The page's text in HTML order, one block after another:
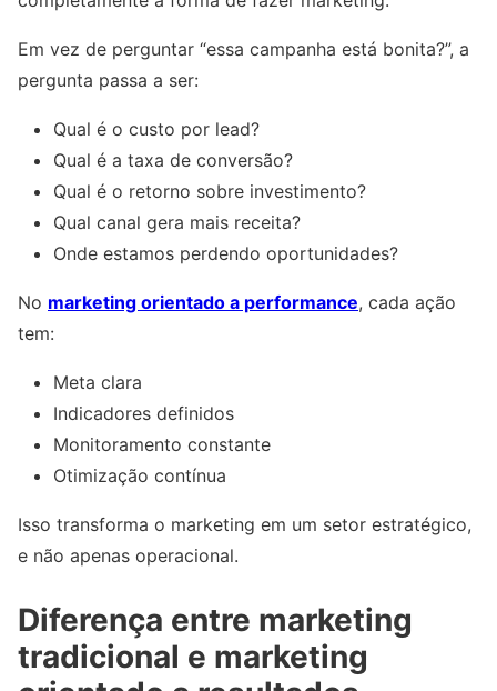
Em vez de perguntar “essa campanha está bonita?”, a
pergunta passa a ser:
Qual é o custo por lead?
Qual é a taxa de conversão?
Qual é o retorno sobre investimento?
Qual canal gera mais receita?
Onde estamos perdendo oportunidades?
No marketing orientado a performance, cada ação
tem:
Meta clara
Indicadores definidos
Monitoramento constante
Otimização contínua
Isso transforma o marketing em um setor estratégico,
e não apenas operacional.
Diferença entre marketing
tradicional e marketing